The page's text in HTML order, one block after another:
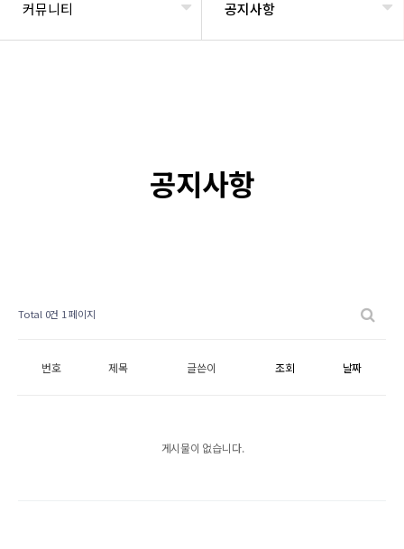
커뮤니티 공지사항
공지사항
Total 0건 1 페이지
번호 제목 글쓴이 조회 날짜
게시물이 없습니다.